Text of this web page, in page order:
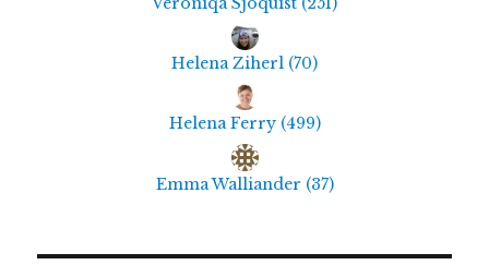
Helena Ziherl (70)
Helena Ferry (499)
Emma Walliander (37)